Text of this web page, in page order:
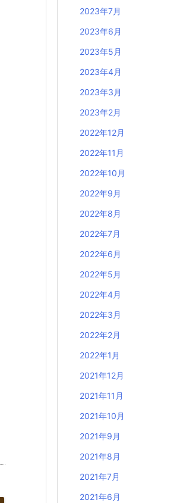
2023年7月
2023年6月
2023年5月
2023年4月
2023年3月
2023年2月
2022年12月
2022年11月
2022年10月
2022年9月
2022年8月
2022年7月
2022年6月
2022年5月
2022年4月
2022年3月
2022年2月
2022年1月
2021年12月
2021年11月
2021年10月
2021年9月
2021年8月
2021年7月
2021年6月